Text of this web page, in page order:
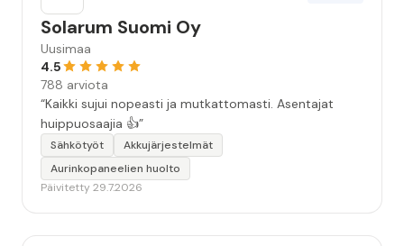
Solarum Suomi Oy
Uusimaa
4.5
788 arviota
“Kaikki sujui nopeasti ja mutkattomasti. Asentajat
huippuosaajia 👍”
Sähkötyöt
Akkujärjestelmät
Aurinkopaneelien huolto
Päivitetty 29.7.2026